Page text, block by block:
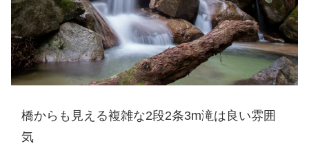
橋からも見える複雑な2段2条3m滝は良い雰囲
気